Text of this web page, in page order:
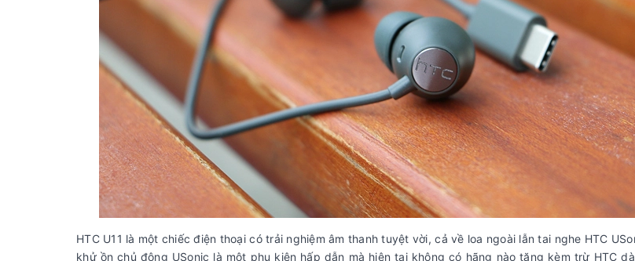
HTC U11 là một chiếc điện thoại có trải nghiệm âm thanh tuyệt vời, cả về loa ngoài lẫn tai nghe HTC
khử ồn chủ động USonic là một phụ kiện hấp dẫn mà hiện tại không có hãng nào tặng kèm trừ HTC